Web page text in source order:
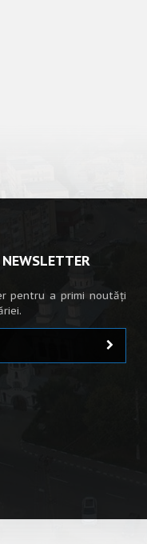
pentru a primi noutăți